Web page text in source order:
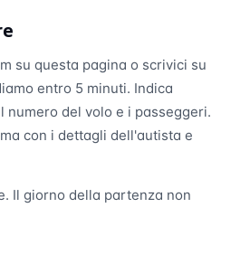
su questa pagina o scrivici su
entro 5 minuti. Indica
numero del volo e i passeggeri.
con i dettagli dell'autista e
Il giorno della partenza non